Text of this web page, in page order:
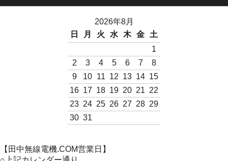
2026年8月
日
月 火 水 木 金
土
1
2
3 4 5 6 7
8
9
10 11 12 13 14 15
16 17 18 19 20 21 22
23 24 25 26 27 28 29
30 31
【田中無線電機.COM営業日】